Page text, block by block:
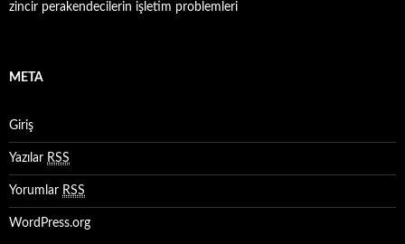
zincir perakendecilerin işletim problemleri
META
Giriş
Yazılar RSS
Yorumlar RSS
WordPress.org